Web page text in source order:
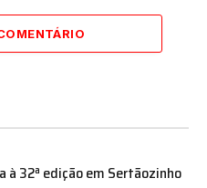
à 32ª edição em Sertãozinho